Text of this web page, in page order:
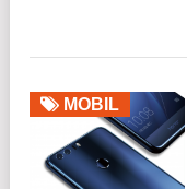
MOBIL